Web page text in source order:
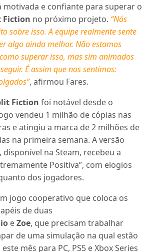
motivada e confiante para superar o
Fiction no próximo projeto. “Nós
sobre isso. A equipe realmente sente
algo ainda melhor. Não estamos
superar isso, mas sim animados
É assim que nos sentimos:
, afirmou Fares.
Fiction foi notável desde o
vendeu 1 milhão de cópias nas
e atingiu a marca de 2 milhões de
na primeira semana. A versão
disponível na Steam, recebeu a
Positiva”, com elogios
dos jogadores.
jogo cooperativo que coloca os
de duas
eZoe, que precisam trabalhar
de uma simulação na qual estão
mês para PC, PS5 e Xbox Series